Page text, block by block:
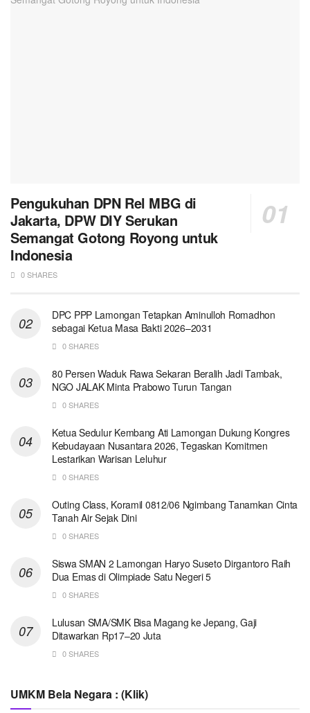
Pengukuhan DPN Rel MBG di
Jakarta, DPW DIY Serukan
Semangat Gotong Royong untuk
Indonesia
0 SHARES
DPC PPP Lamongan Tetapkan Aminulloh Romadhon
sebagai Ketua Masa Bakti 2026–2031
0 SHARES
80 Persen Waduk Rawa Sekaran Beralih Jadi Tambak,
NGO JALAK Minta Prabowo Turun Tangan
0 SHARES
Ketua Sedulur Kembang Ati Lamongan Dukung Kongres
Kebudayaan Nusantara 2026, Tegaskan Komitmen
Lestarikan Warisan Leluhur
0 SHARES
Outing Class, Koramil 0812/06 Ngimbang Tanamkan Cinta
Tanah Air Sejak Dini
0 SHARES
Siswa SMAN 2 Lamongan Haryo Suseto Dirgantoro Raih
Dua Emas di Olimpiade Satu Negeri 5
0 SHARES
Lulusan SMA/SMK Bisa Magang ke Jepang, Gaji
Ditawarkan Rp17–20 Juta
0 SHARES
UMKM Bela Negara : (Klik)